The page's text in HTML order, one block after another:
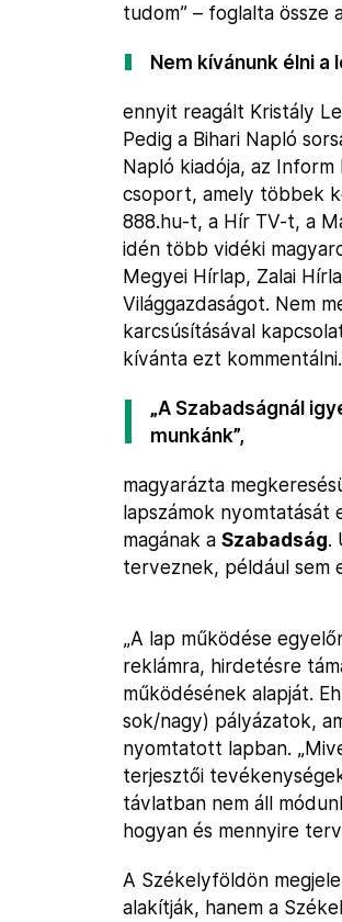
tudom” – foglalta össze
Nem kívánunk élni a
ennyit reagált Kristály
Pedig a Bihari Napló
Napló kiadója, az
csoport, amely többek
888.hu-t, a Hír TV-t, a
idén több vidéki
Megyei Hírlap, Zalai
Világgazdaságot. Nem
karcsúsításával
kívánta ezt kommentálni.
„A Szabadságnál
munkánk”,
magyarázta
lapszámok
magának a Szabadság.
terveznek, például sem
„A lap működése
reklámra, hirdetésre
működésének alapját.
sok/nagy) pályázatok,
nyomtatott lapban.
terjesztői
távlatban nem áll
hogyan és mennyire
A Székelyföldön
alakítják, hanem a